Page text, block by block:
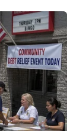
Nhất Vòng
tạo
200 triệu